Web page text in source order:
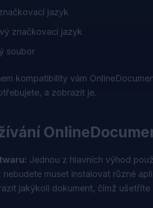
jazyk
značkovací jazyk
soubor
kompatibility vám
a zobrazit je.
Jednou z hlavních výhod
muset instalovat různé
jakýkoli dokument, čímž